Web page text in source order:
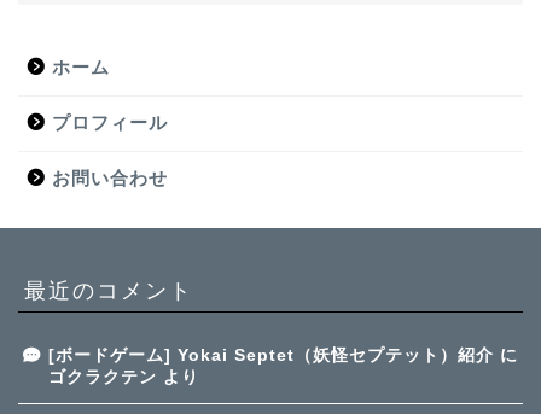
ホーム
プロフィール
お問い合わせ
最近のコメント
[ボードゲーム] Yokai Septet（妖怪セプテット）紹介 に
ゴクラクテン より